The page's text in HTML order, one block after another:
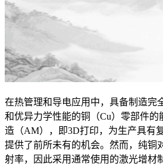
在热管理和导电应用中，具备制造完
和优异力学性能的铜（Cu）零部件的
造（AM），即3D打印，为生产具有
提供了前所未有的机会。然而，纯铜
射率，因此采用通常使用的激光增材